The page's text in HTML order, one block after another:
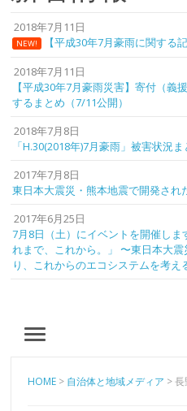
2018年7月11日
NEW! 【平成30年7月豪雨に関する
2018年7月11日
【平成30年7月豪雨災害】寄付（義
するまとめ（7/11公開）
2018年7月8日
「H.30(2018年)7月豪雨」被害状況
2017年7月8日
東日本大震災・熊本地震で開発さ
2017年6月25日
7月8日（土）にイベントを開催しま
れまで、これから。」 〜東日本大
り、これからのエコシステムを考え
MENU
HOME > 自治体と地域メディア >長